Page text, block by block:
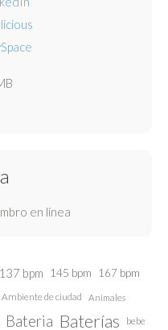
en línea
137 bpm 145 bpm 167 bpm
Ambiente de ciudad Animales
Bateria Baterías bebe